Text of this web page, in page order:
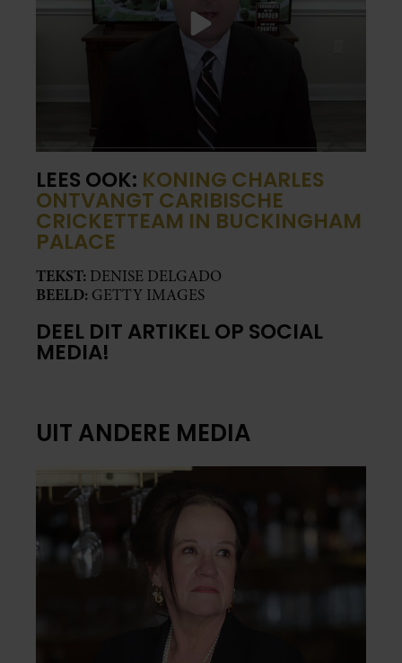
LEES OOK: KONING CHARLES
ONTVANGT CARIBISCHE
CRICKETTEAM IN BUCKINGHAM
PALACE
TEKST: DENISE DELGADO
BEELD: GETTY IMAGES
DEEL DIT ARTIKEL OP SOCIAL
MEDIA!
UIT ANDERE MEDIA